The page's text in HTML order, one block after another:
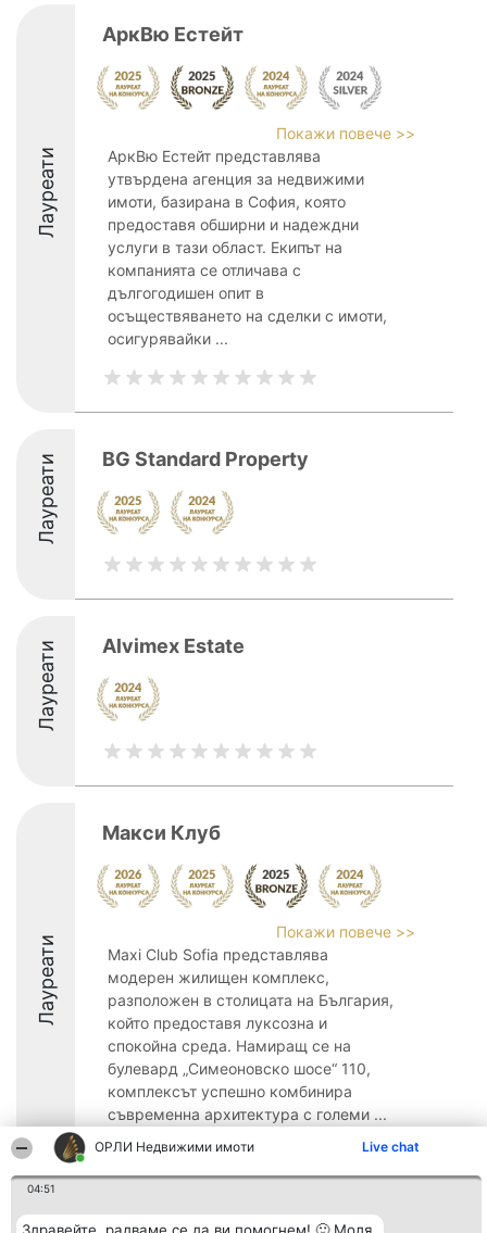
ОРЛИ Недвижими имоти Live chat
04:51
Лауреати
АркВю Естейт
Покажи повече >>
АркВю Естейт представлява
утвърдена агенция за недвижими
имоти, базирана в София, която
предоставя обширни и надеждни
услуги в тази област. Екипът на
компанията се отличава с
дългогодишен опит в
осъществяването на сделки с имоти,
осигурявайки ...
Лауреати BG Standard Property
Лауреати Alvimex Estate
Лауреати
Макси Клуб
Покажи повече >>
Maxi Club Sofia представлява
модерен жилищен комплекс,
разположен в столицата на България,
който предоставя луксозна и
спокойна среда. Намиращ се на
булевард „Симеоновско шосе“ 110,
комплексът успешно комбинира
съвременна архитектура с големи ...
8.6